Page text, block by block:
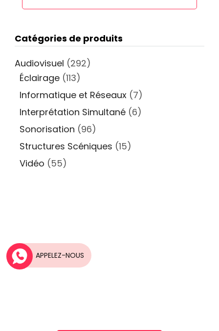
Catégories de produits
Audiovisuel (292)
Éclairage (113)
Informatique et Réseaux (7)
Interprétation Simultané (6)
Sonorisation (96)
Structures Scéniques (15)
Vidéo (55)
Une idée, Un projet?
APPELEZ-NOUS